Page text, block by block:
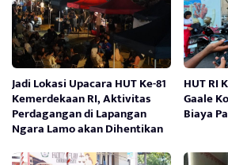
Jadi Lokasi Upacara HUT Ke-81
Kemerdekaan RI, Aktivitas
Perdagangan di Lapangan
Ngara Lamo akan Dihentikan
HUT RI
Gaale
Biaya